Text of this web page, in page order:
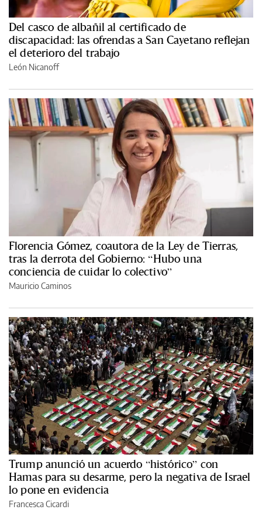
Del casco de albañil al certificado de
discapacidad: las ofrendas a San Cayetano reflejan
el deterioro del trabajo
León Nicanoff
Florencia Gómez, coautora de la Ley de Tierras,
tras la derrota del Gobierno: “Hubo una
conciencia de cuidar lo colectivo”
Mauricio Caminos
Trump anunció un acuerdo “histórico” con
Hamas para su desarme, pero la negativa de Israel
lo pone en evidencia
Francesca Cicardi